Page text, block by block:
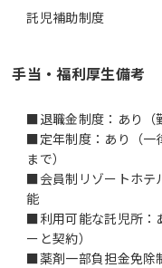
託児補助制度
手当・福利厚生備考
■退職金制度：あり（
■定年制度：あり（一
まで）
■会員制リゾートホテ
能
■利用可能な託児所：
ーと契約）
■薬剤一部負担金免